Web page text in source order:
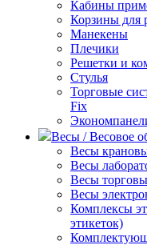
Кабины
Корзины для
Манекены
Плечики
Решетки и
Стулья
Торговые
Fix
Весы / Весовое
Весы
Весы
Весы
Весы
Комплексы
этикеток)